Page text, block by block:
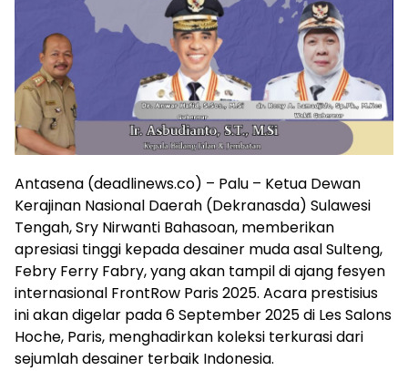
Antasena (deadlinews.co) – Palu – Ketua Dewan
Kerajinan Nasional Daerah (Dekranasda) Sulawesi
Tengah, Sry Nirwanti Bahasoan, memberikan
apresiasi tinggi kepada desainer muda asal Sulteng,
Febry Ferry Fabry, yang akan tampil di ajang fesyen
internasional FrontRow Paris 2025. Acara prestisius
ini akan digelar pada 6 September 2025 di Les Salons
Hoche, Paris, menghadirkan koleksi terkurasi dari
sejumlah desainer terbaik Indonesia.